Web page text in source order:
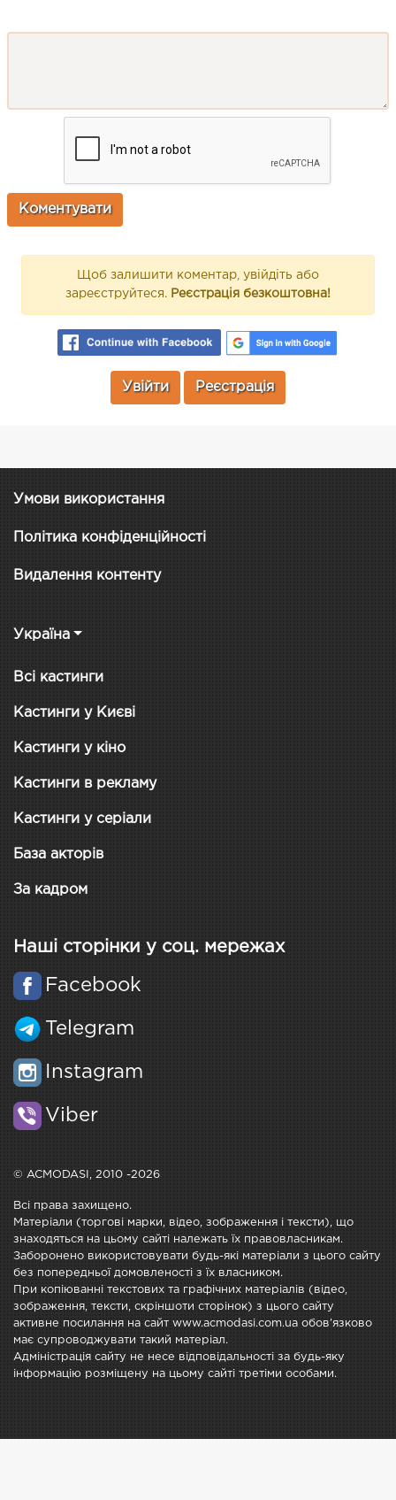
Щоб залишити коментар, увійдіть або
зареєструйтеся. Реєстрація безкоштовна!
Увійти Реєстрація
Умови використання
Політика конфіденційності
Видалення контенту
Україна
Всі кастинги
Кастинги у Києві
Кастинги у кіно
Кастинги в рекламу
Кастинги у серіали
База акторів
За кадром
Наші сторінки у соц. мережах
Facebook
Telegram
Instagram
Viber
© ACMODASI, 2010 -2026
Всі права захищено.
Матеріали (торгові марки, відео, зображення і тексти), що
знаходяться на цьому сайті належать їх правовласникам.
Заборонено використовувати будь-які матеріали з цього сайту
без попередньої домовленості з їх власником.
При копіюванні текстових та графічних матеріалів (відео,
зображення, тексти, скріншоти сторінок) з цього сайту
активне посилання на сайт www.acmodasi.com.ua обов'язково
має супроводжувати такий матеріал.
Адміністрація сайту не несе відповідальності за будь-яку
інформацію розміщену на цьому сайті третіми особами.